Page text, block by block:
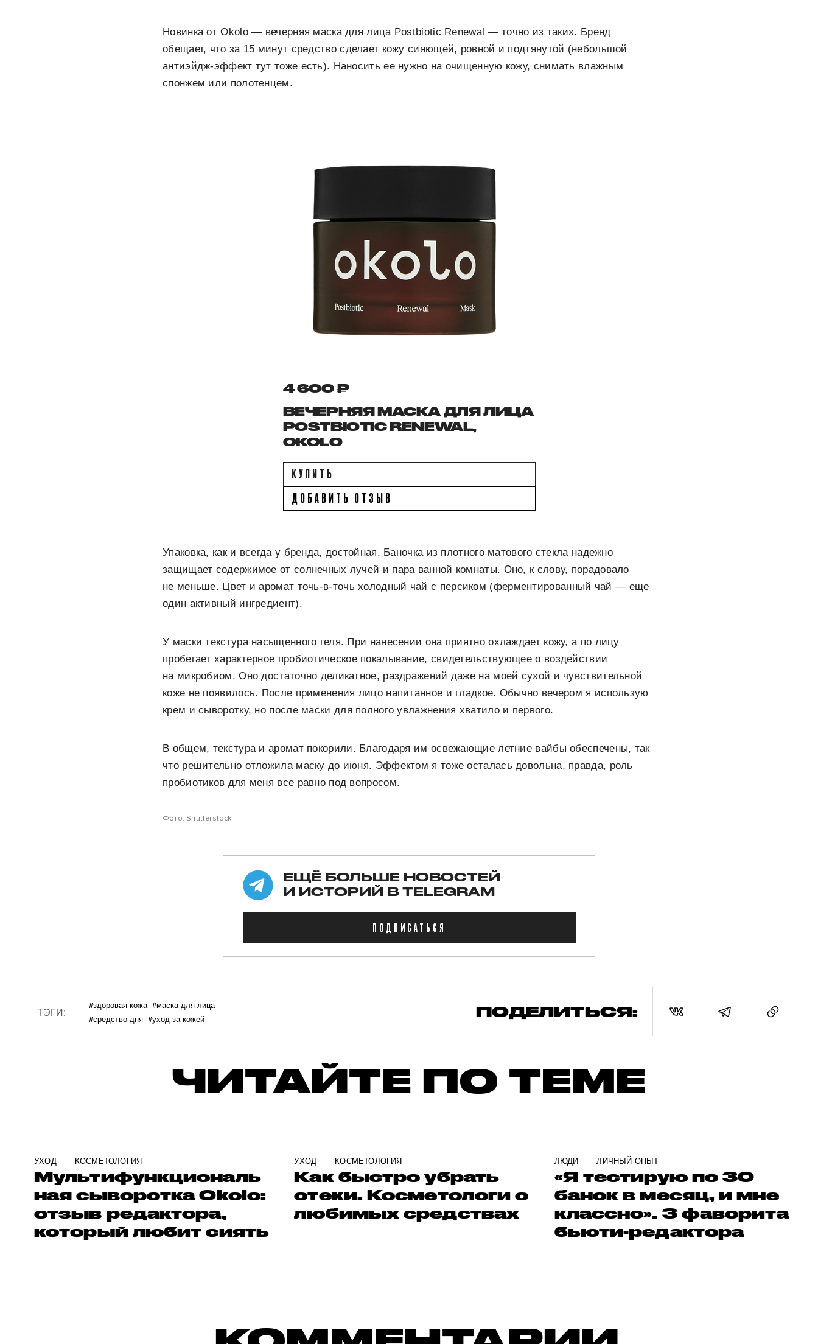
Новинка от Okolo — вечерняя маска для лица Postbiotic Renewal — точно из таких. Бренд
обещает, что за 15 минут средство сделает кожу сияющей, ровной и подтянутой (небольшой
антиэйдж-эффект тут тоже есть). Наносить ее нужно на очищенную кожу, снимать влажным
спонжем или полотенцем.
4 600 ₽
ВЕЧЕРНЯЯ МАСКА ДЛЯ ЛИЦА
POSTBIOTIC RENEWAL,
OKOLO
КУПИТЬ
ДОБАВИТЬ ОТЗЫВ
Упаковка, как и всегда у бренда, достойная. Баночка из плотного матового стекла надежно
защищает содержимое от солнечных лучей и пара ванной комнаты. Оно, к слову, порадовало
не меньше. Цвет и аромат точь-в-точь холодный чай с персиком (ферментированный чай — еще
один активный ингредиент).
У маски текстура насыщенного геля. При нанесении она приятно охлаждает кожу, а по лицу
пробегает характерное пробиотическое покалывание, свидетельствующее о воздействии
на микробиом. Оно достаточно деликатное, раздражений даже на моей сухой и чувствительной
коже не появилось. После применения лицо напитанное и гладкое. Обычно вечером я использую
крем и сыворотку, но после маски для полного увлажнения хватило и первого.
В общем, текстура и аромат покорили. Благодаря им освежающие летние вайбы обеспечены, так
что решительно отложила маску до июня. Эффектом я тоже осталась довольна, правда, роль
пробиотиков для меня все равно под вопросом.
Фото: Shutterstock
ЕЩЁ БОЛЬШЕ НОВОСТЕЙ
И ИСТОРИЙ В TELEGRAM
ПОДПИСАТЬСЯ
ТЭГИ: #здоровая кожа #маска для лица
#средство дня #уход за кожей ПОДЕЛИТЬСЯ:
ЧИТАЙТЕ ПО ТЕМЕ
УХОД КОСМЕТОЛОГИЯ
Мультифункциональ
ная сыворотка Okolo:
отзыв редактора,
который любит сиять
УХОД КОСМЕТОЛОГИЯ
Как быстро убрать
отеки. Косметологи о
любимых средствах
ЛЮДИ ЛИЧНЫЙ ОПЫТ
«Я тестирую по 30
банок в месяц, и мне
классно». 3 фаворита
бьюти-редактора